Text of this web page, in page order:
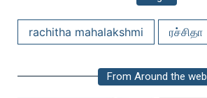
rachitha mahalakshmi ரச்சிதா
From Around the web